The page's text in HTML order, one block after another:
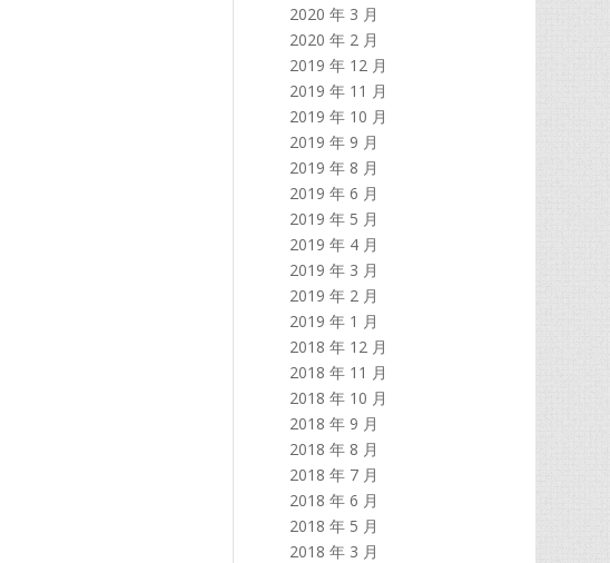
2020 年 3 月
2020 年 2 月
2019 年 12 月
2019 年 11 月
2019 年 10 月
2019 年 9 月
2019 年 8 月
2019 年 6 月
2019 年 5 月
2019 年 4 月
2019 年 3 月
2019 年 2 月
2019 年 1 月
2018 年 12 月
2018 年 11 月
2018 年 10 月
2018 年 9 月
2018 年 8 月
2018 年 7 月
2018 年 6 月
2018 年 5 月
2018 年 3 月